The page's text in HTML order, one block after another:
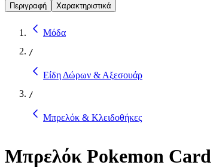
Περιγραφή Χαρακτηριστικά
Μόδα
/
Είδη Δώρων & Αξεσουάρ
/
Μπρελόκ & Κλειδοθήκες
Μπρελόκ Pokemon